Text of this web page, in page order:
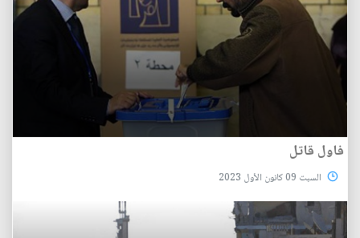
فاول قاتل
السبت 09 كانون الأول 2023